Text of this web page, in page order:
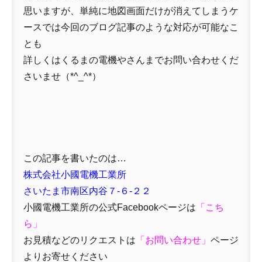
思いますが、単純に地図画面だけが消えてしまうケ
ースでは今回のブログ記事のような対応が可能なこ
とも
詳しくはくるまの電機やさんまでお問い合わせくだ
さいませ（*^_^*）
この記事を書いたのは…
株式会社小國電機工業所
さいたま市南区内谷７-６-２２
小國電機工業所の公式Facebookページは 「 こち
ら」
お見積などのリクエストは 「 お問い合わせ 」 ページ
よりお寄せください